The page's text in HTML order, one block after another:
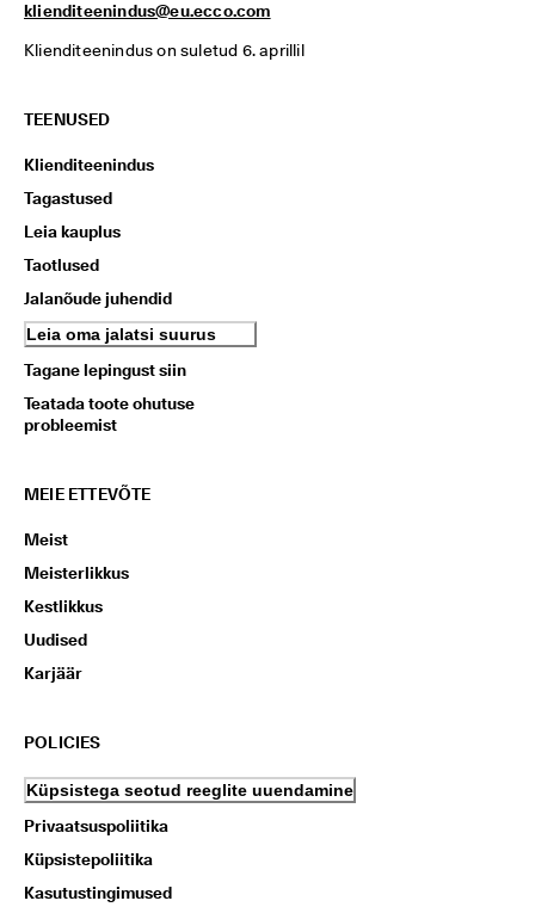
klienditeenindus@eu.ecco.com
Klienditeenindus on suletud 6. aprillil
TEENUSED
Klienditeenindus
Tagastused
Leia kauplus
Taotlused
Jalanõude juhendid
Leia oma jalatsi suurus
Tagane lepingust siin
Teatada toote ohutuse
probleemist
MEIE ETTEVÕTE
Meist
Meisterlikkus
Kestlikkus
Uudised
Karjäär
POLICIES
Küpsistega seotud reeglite uuendamine
Privaatsuspoliitika
Küpsistepoliitika
Kasutustingimused